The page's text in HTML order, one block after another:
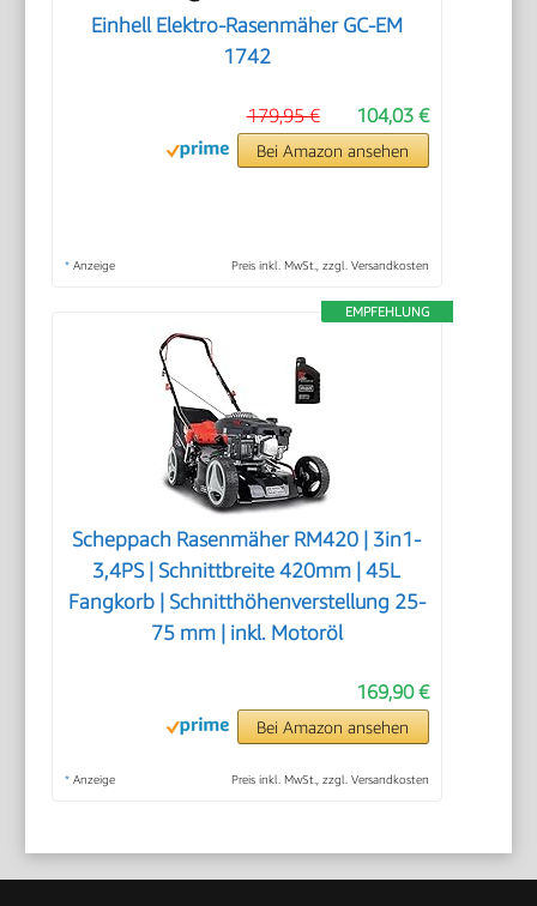
Einhell Elektro-Rasenmäher GC-EM
1742
104,03 €
179,95 €
Bei Amazon ansehen
* Anzeige Preis inkl. MwSt., zzgl. Versandkosten
EMPFEHLUNG
Scheppach Rasenmäher RM420 | 3in1-
3,4PS | Schnittbreite 420mm | 45L
Fangkorb | Schnitthöhenverstellung 25-
75 mm | inkl. Motoröl
169,90 €
Bei Amazon ansehen
* Anzeige Preis inkl. MwSt., zzgl. Versandkosten